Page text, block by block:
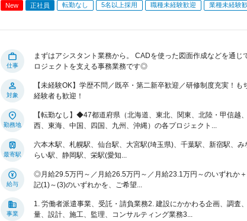
New 正社員 転勤なし 5名以上採用 職種未経験歓迎 業種未経験
仕事
まずはアシスタント業務から。 CADを使った図面作成などを通じ
ロジェクトを支える事務業務です◎
対象
【未経験OK】学歴不問／既卒・第二新卒歓迎／研修制度充実！も
経験者も歓迎！
勤務地
【転勤なし】◆47都道府県（北海道、東北、関東、北陸・甲信越
西、東海、中国、四国、九州、沖縄）の各プロジェクト...
最寄駅
六本木駅、札幌駅、仙台駅、大宮駅(埼玉県)、千葉駅、新宿駅、み
らい駅、静岡駅、栄駅(愛知...
給与
◎月給29.5万円～／月給26.5万円～／月給23.1万円～のいずれか
記(1)～(3)のいずれかを、ご希望...
事業
1. 労働者派遣事業、受託・請負業務2. 建設にかかわる企画、調査
量、設計、施工、監理、コンサルティング業務3...